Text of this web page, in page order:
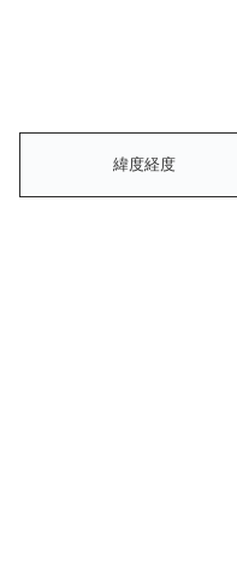
緯度経度